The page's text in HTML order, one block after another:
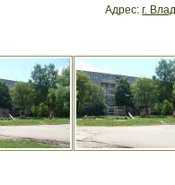
Адрес:г.